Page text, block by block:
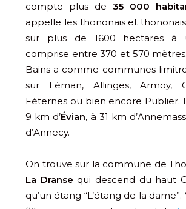
compte plus de 35 000
appelle les thononais et
sur plus de 1600 hectares à
comprise entre 370 et 570
Bains a comme communes
sur Léman, Allinges, Armoy,
Féternes ou bien encore Publier.
9 km d’Évian, à 31 km
d’Annecy.
On trouve sur la commune de
La Dranse qui descend du haut
qu’un étang “L’étang de la